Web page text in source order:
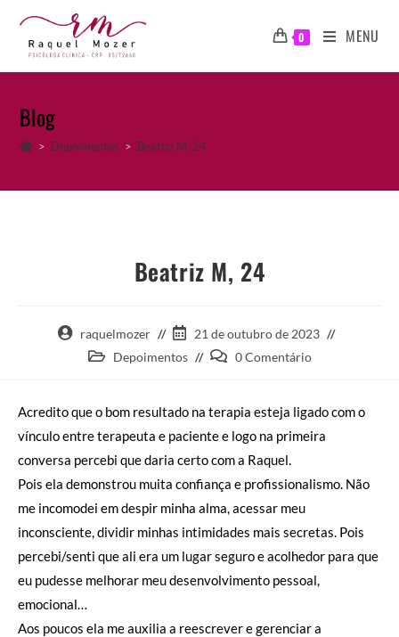
conteúdo
0 MENU
Blog
> Depoimentos > Beatriz M, 24
Beatriz M, 24
Autorraquelmozer
Post
publicado:
21 de outubro de 2023
CategoriaDepoimentos
Comentários
0 Comentário
Acredito que o bom resultado na terapia esteja ligado com o
vínculo entre terapeuta e paciente e logo na primeira
conversa percebi que daria certo com a Raquel.
Pois ela demonstrou muita confiança e profissionalismo. Não
me incomodei em despir minha alma, acessar meu
inconsciente, dividir minhas intimidades mais secretas. Pois
percebi/senti que ali era um lugar seguro e acolhedor para que
eu pudesse melhorar meu desenvolvimento pessoal,
emocional…
Aos poucos ela me auxilia a reescrever e gerenciar a